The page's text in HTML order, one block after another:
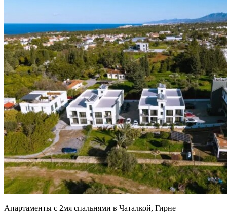
Апартаменты с 2мя спальнями в Чаталкой, Гирне